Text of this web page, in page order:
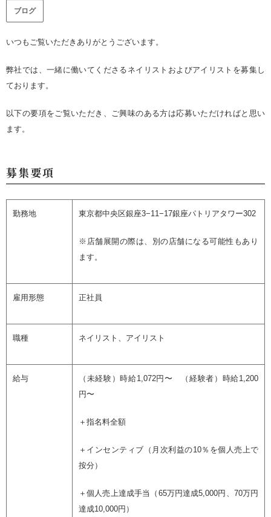
ブログ
いつもご覧いただきありがとうございます。
弊社では、一緒に働いてくださるネイリストおよびアイリストを募集し
ております。
以下の要項をご覧いただき、ご興味のある方は応募いただければと思い
ます。
募集要項
勤務地 東京都中央区銀座3−11−17銀座パトリアタワー302
※店舗展開の際は、別の店舗になる可能性もあり
ます。
雇用形態 正社員
職種 ネイリスト、アイリスト
給与
（未経験）時給1,072円〜 （経験者）時給1,200
円〜
＋指名料全額
＋インセンティブ（月次利益の10％を個人売上で
按分）
＋個人売上達成手当（65万円達成5,000円、70万円
達成10,000円）